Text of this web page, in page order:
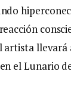
artista
el Lunario